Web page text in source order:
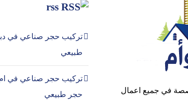
في جميع اعمال
rss
طبيعي
حجر طبيعي